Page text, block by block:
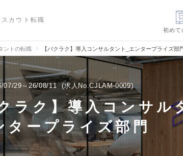
カウト転職
初めて
ントの転職 【バクラク】導入コンサルタント_エンタープライズ部
07/29～26/08/11 求人No.CJLAM-0009
ラク】導入コンサル
タープライズ部門